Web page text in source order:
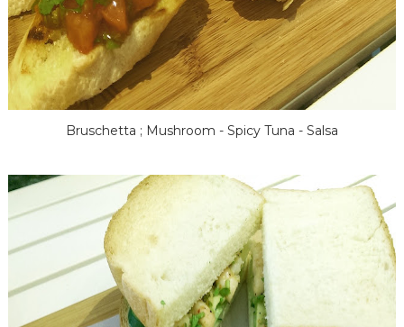
Bruschetta ; Mushroom - Spicy Tuna - Salsa